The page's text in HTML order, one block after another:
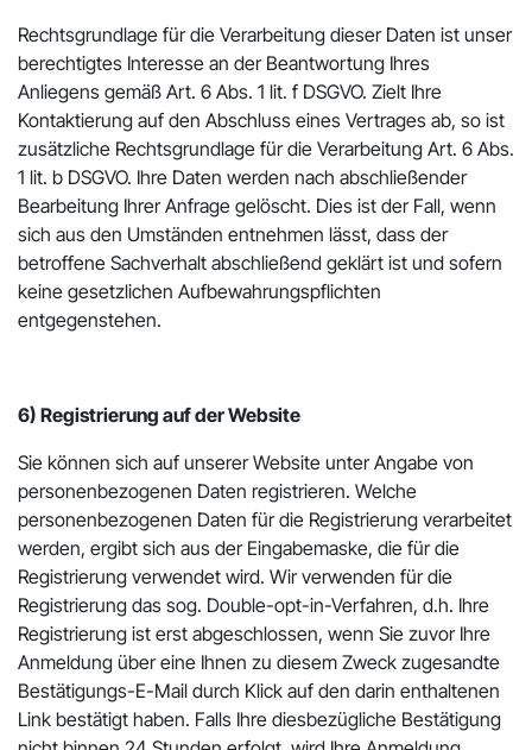
Rechtsgrundlage für die Verarbeitung dieser Daten ist unser
berechtigtes Interesse an der Beantwortung Ihres
Anliegens gemäß Art. 6 Abs. 1 lit. f DSGVO. Zielt Ihre
Kontaktierung auf den Abschluss eines Vertrages ab, so ist
zusätzliche Rechtsgrundlage für die Verarbeitung Art. 6 Abs.
1 lit. b DSGVO. Ihre Daten werden nach abschließender
Bearbeitung Ihrer Anfrage gelöscht. Dies ist der Fall, wenn
sich aus den Umständen entnehmen lässt, dass der
betroffene Sachverhalt abschließend geklärt ist und sofern
keine gesetzlichen Aufbewahrungspflichten
entgegenstehen.
6) Registrierung auf der Website
Sie können sich auf unserer Website unter Angabe von
personenbezogenen Daten registrieren. Welche
personenbezogenen Daten für die Registrierung verarbeitet
werden, ergibt sich aus der Eingabemaske, die für die
Registrierung verwendet wird. Wir verwenden für die
Registrierung das sog. Double-opt-in-Verfahren, d.h. Ihre
Registrierung ist erst abgeschlossen, wenn Sie zuvor Ihre
Anmeldung über eine Ihnen zu diesem Zweck zugesandte
Bestätigungs-E-Mail durch Klick auf den darin enthaltenen
Link bestätigt haben. Falls Ihre diesbezügliche Bestätigung